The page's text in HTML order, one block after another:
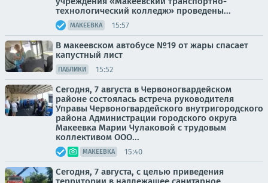
технологический колледж» проведены...
МАКЕЕВКА 15:57
В макеевском автобусе №19 от жары спасает
капустный лист
ПАБЛИКИ 15:52
Сегодня, 7 августа в Червоногвардейском
районе состоялась встреча руководителя
Управы Червоногвардейского внутригородского
района Администрации городского округа
Макеевка Марии Чулаковой с трудовым
коллективом ООО...
МАКЕЕВКА 15:40
Сегодня, 7 августа, с целью приведения